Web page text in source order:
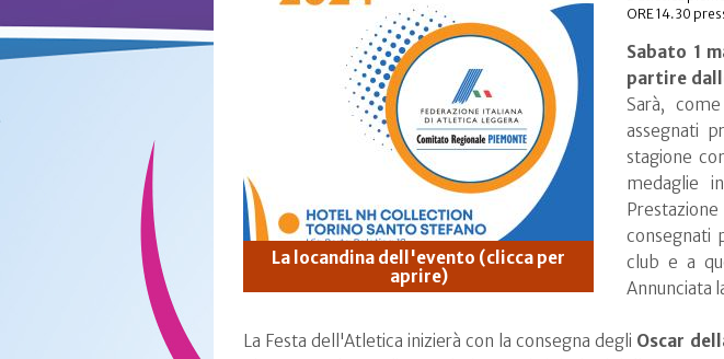
La locandina dell'evento (clicca per
aprire)
ORE 14.30
Sabato 1
partire
Sarà,
assegnati
stagione
medaglie
consegnati
club e a
Annunciata
La Festa dell'Atletica inizierà con la consegna degli Oscar